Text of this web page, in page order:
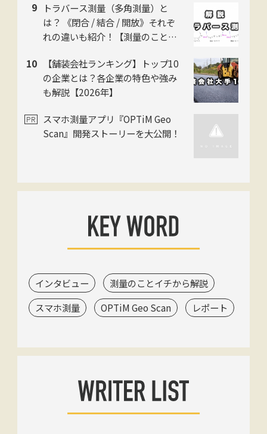
トラバース測量（多角測量）と
は？ 《閉合 / 結合 / 開放》それぞ
れの違いも紹介！【測量のことイ
【舗装会社ランキング】トップ10
の企業とは？各企業の特色や強み
も解説【2026年】
スマホ測量アプリ『OPTiM Geo
Scan』開発ストーリーを大公開！
インタビュー
測量のことイチから解説
スマホ測量
OPTiM Geo Scan レポート